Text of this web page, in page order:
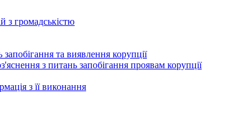
з громадськістю
та виявлення корупції
з питань запобігання проявам корупції
з її виконання